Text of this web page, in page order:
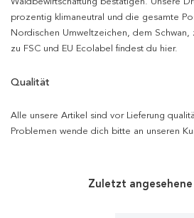
prozentig klimaneutral und die gesamte
Nordischen Umweltzeichen, dem
zu FSC und EU Ecolabel findest du hier.
Qualität
Alle unsere Artikel sind vor Lieferung
Problemen wende dich bitte an unseren
Zuletzt angesehene